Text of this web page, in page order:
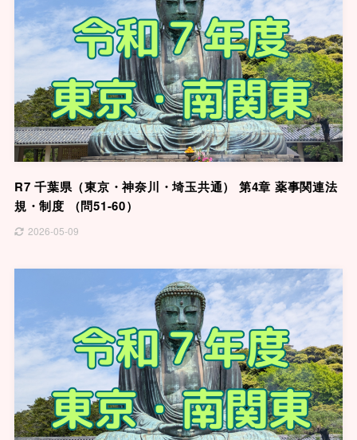
R7 千葉県（東京・神奈川・埼玉共通） 第4章 薬事関連法
規・制度 （問51-60）
2026-05-09